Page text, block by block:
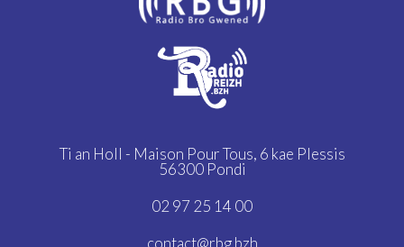
Ti an Holl - Maison Pour Tous, 6 kae Plessis
56300 Pondi
02 97 25 14 00
contact@rbg.bzh